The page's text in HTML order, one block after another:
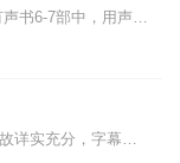
胡良伟先生在《哈利·波特》中文有声书6-7部中，用声音带领着大家继续魔法之旅。为保证作品的一致性，给大家带来完整的魔法体验，我们与版权方PottermoreP...
声音平静舒缓，表达知性舒适，典故详实充分，字幕工整规范，生僻字校准精确，适合当作少儿教材使用。